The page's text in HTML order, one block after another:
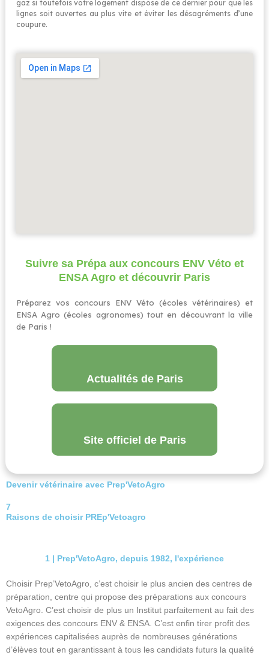
gaz si toutefois votre logement dispose de ce dernier pour que les
lignes soit ouvertes au plus vite et éviter les désagréments d’une
coupure.
Suivre sa Prépa aux concours ENV Véto et
ENSA Agro et découvrir Paris
Préparez vos concours ENV Véto (écoles vétérinaires) et
ENSA Agro (écoles agronomes) tout en découvrant la ville
de Paris !
Actualités de Paris
Site officiel de Paris
Devenir vétérinaire avec Prep'VetoAgro
7
Raisons de choisir PREp'Vetoagro
1 | Prep'VetoAgro, depuis 1982, l'expérience
Choisir Prep’VetoAgro, c’est choisir le plus ancien des centres de
préparation, centre qui propose des préparations aux concours
VetoAgro. C’est choisir de plus un Institut parfaitement au fait des
exigences des concours ENV & ENSA. C’est enfin tirer profit des
expériences capitalisées auprès de nombreuses générations
d’élèves tout en garantissant à tous les candidats futurs la qualité